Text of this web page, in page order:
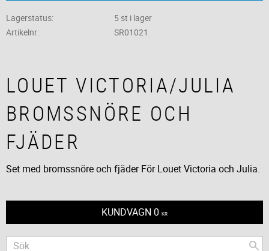
Lagerstatus
5 st i lager
Artikelnr
SR01021
LOUET VICTORIA/JULIA
BROMSSNÖRE OCH
FJÄDER
Set med bromssnöre och fjäder För Louet Victoria och Julia.
KUNDVAGN 0 KR